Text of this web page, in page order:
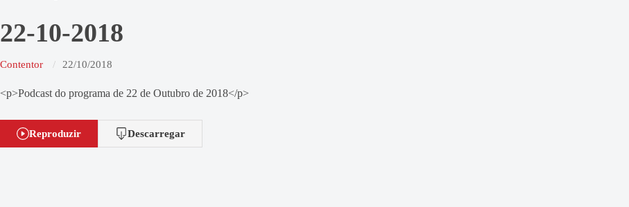
22-10-2018
Contentor 22/10/2018
<p>Podcast do programa de 22 de Outubro de 2018</p>
Reproduzir Descarregar